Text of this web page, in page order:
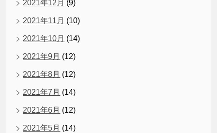
2021年12月 (9)
2021年11月 (10)
2021年10月 (14)
2021年9月 (12)
2021年8月 (12)
2021年7月 (14)
2021年6月 (12)
2021年5月 (14)